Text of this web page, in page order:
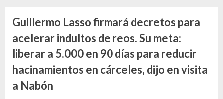
Etiqueta:
indultos
de
reos
Guillermo Lasso firmará decretos para
acelerar indultos de reos. Su meta:
liberar a 5.000 en 90 días para reducir
hacinamientos en cárceles, dijo en visita
a Nabón